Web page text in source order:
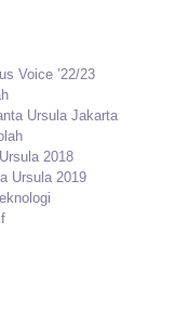
Voice ’22/23
Ursula Jakarta
2018
Ursula 2019